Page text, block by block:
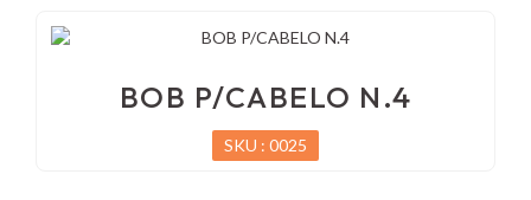
BOB P/CABELO N.4
SKU : 0025